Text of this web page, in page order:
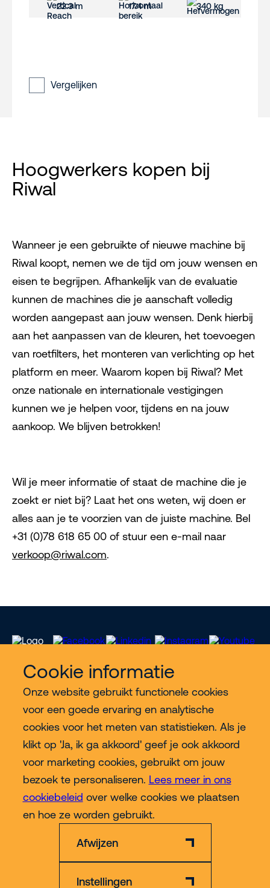
Cookie informatie
Onze website gebruikt functionele cookies
voor een goede ervaring en analytische
cookies voor het meten van statistieken. Als je
klikt op 'Ja, ik ga akkoord' geef je ook akkoord
voor marketing cookies, gebruikt om jouw
bezoek te personaliseren. Lees meer in ons
cookiebeleid over welke cookies we plaatsen
en hoe ze worden gebruikt.
Afwijzen
Instellingen
22.3 m 17.4 m 340 kg
Vergelijken
Hoogwerkers kopen bij
Riwal
Wanneer je een gebruikte of nieuwe machine bij
Riwal koopt, nemen we de tijd om jouw wensen en
eisen te begrijpen. Afhankelijk van de evaluatie
kunnen de machines die je aanschaft volledig
worden aangepast aan jouw wensen. Denk hierbij
aan het aanpassen van de kleuren, het toevoegen
van roetfilters, het monteren van verlichting op het
platform en meer. Waarom kopen bij Riwal? Met
onze nationale en internationale vestigingen
kunnen we je helpen voor, tijdens en na jouw
aankoop. We blijven betrokken!
Wil je meer informatie of staat de machine die je
zoekt er niet bij? Laat het ons weten, wij doen er
alles aan je te voorzien van de juiste machine. Bel
+31 (0)78 618 65 00 of stuur een e-mail naar
verkoop@riwal.com.
Meer Riwal
Industries
Contact
Meer